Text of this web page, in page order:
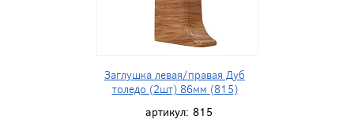
Заглушка левая/правая Дуб
толедо (2шт) 86мм (815)
артикул: 815